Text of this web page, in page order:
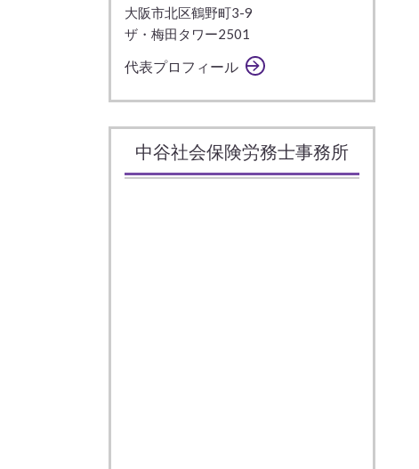
大阪市北区鶴野町3-9
ザ・梅田タワー2501
代表プロフィール
中谷社会保険労務士事務所